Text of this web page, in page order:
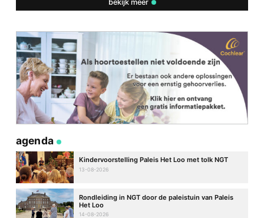
bekijk meer
agenda
Kindervoorstelling Paleis Het Loo met tolk NGT
13-08-2026
Rondleiding in NGT door de paleistuin van Paleis
Het Loo
14-08-2026